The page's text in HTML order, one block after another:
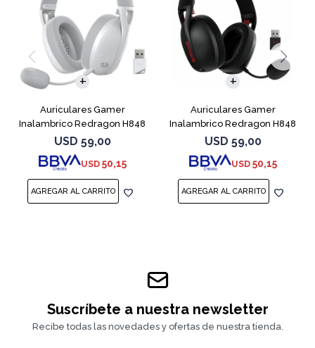
Auriculares Gamer
Inalambrico Redragon H848
Ire White Gray
USD 59,00
USD 50,15
Auriculares Gamer
Inalambrico Redragon H848
Ire Pro Black
USD 59,00
USD 50,15
Suscríbete a nuestra newsletter
Recibe todas las novedades y ofertas de nuestra tienda.